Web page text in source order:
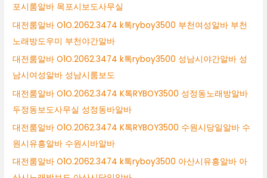
포시룸알바 목포시보도사무실
대전룸알바 O1O.2062.3474 k톡ryboy3500 부천여성알바 부천
노래방도우미 부천야간알바
대전룸알바 O1O.2062.3474 k톡ryboy3500 성남시야간알바 성
남시여성알바 성남시룸보도
대전룸알바 O1O.2062.3474 K톡RYBOY3500 성정동노래방알바
두정동보도사무실 성정동바알바
대전룸알바 O1O.2062.3474 K톡RYBOY3500 수원시당일알바 수
원시유흥알바 수원시바알바
대전룸알바 O1O.2062.3474 k톡ryboy3500 아산시유흥알바 아